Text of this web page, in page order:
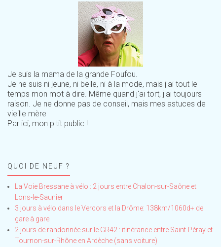
Je suis la mama de la grande Foufou.
Je ne suis ni jeune, ni belle, ni à la mode, mais j'ai tout le
temps mon mot à dire. Même quand j'ai tort, j'ai toujours
raison. Je ne donne pas de conseil, mais mes astuces de
vieille mère
Par ici, mon p'tit public !
QUOI DE NEUF ?
La Voie Bressane à vélo : 2 jours entre Chalon-sur-Saône et
Lons-le-Saunier
3 jours à vélo dans le Vercors et la Drôme: 138km/1060d+ de
gare à gare
2 jours de randonnée sur le GR42 : itinérance entre Saint-Péray et
Tournon-sur-Rhône en Ardèche (sans voiture)